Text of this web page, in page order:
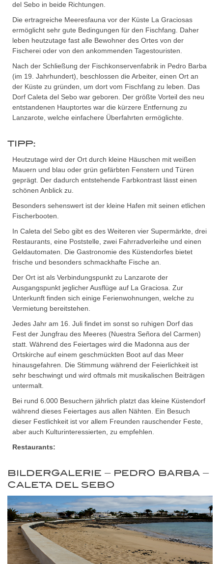
del Sebo in beide Richtungen.
Die ertragreiche Meeresfauna vor der Küste La Graciosas
ermöglicht sehr gute Bedingungen für den Fischfang. Daher
leben heutzutage fast alle Bewohner des Ortes von der
Fischerei oder von den ankommenden Tagestouristen.
Nach der Schließung der Fischkonservenfabrik in Pedro Barba
(im 19. Jahrhundert), beschlossen die Arbeiter, einen Ort an
der Küste zu gründen, um dort vom Fischfang zu leben. Das
Dorf Caleta del Sebo war geboren. Der größte Vorteil des neu
entstandenen Hauptortes war die kürzere Entfernung zu
Lanzarote, welche einfachere Überfahrten ermöglichte.
TIPP:
Heutzutage wird der Ort durch kleine Häuschen mit weißen
Mauern und blau oder grün gefärbten Fenstern und Türen
geprägt. Der dadurch entstehende Farbkontrast lässt einen
schönen Anblick zu.
Besonders sehenswert ist der kleine Hafen mit seinen etlichen
Fischerbooten.
In Caleta del Sebo gibt es des Weiteren vier Supermärkte, drei
Restaurants, eine Poststelle, zwei Fahrradverleihe und einen
Geldautomaten. Die Gastronomie des Küstendorfes bietet
frische und besonders schmackhafte Fische an.
Der Ort ist als Verbindungspunkt zu Lanzarote der
Ausgangspunkt jeglicher Ausflüge auf La Graciosa. Zur
Unterkunft finden sich einige Ferienwohnungen, welche zu
Vermietung bereitstehen.
Jedes Jahr am 16. Juli findet im sonst so ruhigen Dorf das
Fest der Jungfrau des Meeres (Nuestra Señora del Carmen)
statt. Während des Feiertages wird die Madonna aus der
Ortskirche auf einem geschmückten Boot auf das Meer
hinausgefahren. Die Stimmung während der Feierlichkeit ist
sehr beschwingt und wird oftmals mit musikalischen Beiträgen
untermalt.
Bei rund 6.000 Besuchern jährlich platzt das kleine Küstendorf
während dieses Feiertages aus allen Nähten. Ein Besuch
dieser Festlichkeit ist vor allem Freunden rauschender Feste,
aber auch Kulturinteressierten, zu empfehlen.
Restaurants:
BILDERGALERIE – PEDRO BARBA –
CALETA DEL SEBO